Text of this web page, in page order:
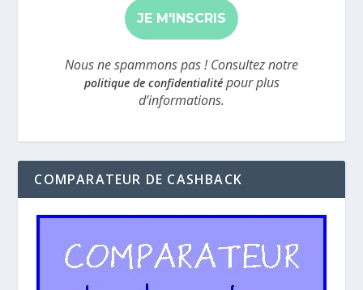
*
Nous ne spammons pas ! Consultez notre
politique de confidentialitépour plus
d’informations.
COMPARATEUR DE CASHBACK